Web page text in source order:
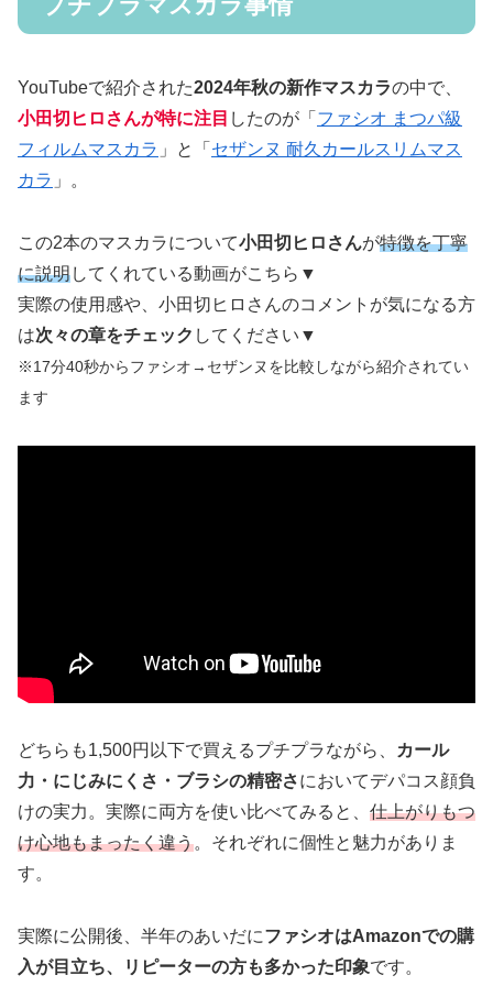
YouTubeで紹介された2024年秋の新作マスカラの中で、
小田切ヒロさんが特に注目 したのが「 ファシオ まつパ級
フィルムマスカラ 」と「 セザンヌ 耐久カールスリムマス
カラ 」。
この2本のマスカラについて小田切ヒロさんが特徴を丁寧
に説明してくれている動画がこちら▼
実際の使用感や、小田切ヒロさんのコメントが気になる方
は次々の章をチェック してください▼
※17分40秒からファシオ→セザンヌを比較しながら紹介されてい
ます
どちらも1,500円以下で買えるプチプラながら、
カール
力・にじみにくさ・ブラシの精密さにおいてデパコス顔負
けの実力。実際に両方を使い比べてみると、 仕上がりもつ
け心地もまったく違う。それぞれに個性と魅力がありま
す。
実際に公開後、半年のあいだにファシオはAmazonでの購
入が目立ち、リピーターの方も多かった印象です。